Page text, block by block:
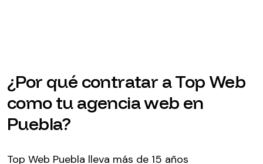
¿Por qué contratar a Top Web
como tu agencia web en
Puebla?
Top Web Puebla lleva más de 15 años